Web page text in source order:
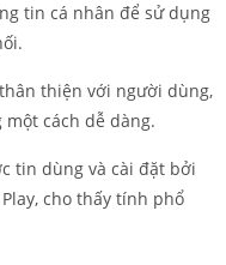
tin cá nhân để sử dụng
thiện với người dùng,
cách dễ dàng.
tin dùng và cài đặt bởi
cho thấy tính phổ